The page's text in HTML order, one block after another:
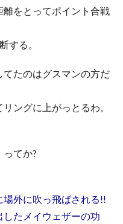
をとってポイント合戦
する。
たのはグスマンの方だ
ングに上がっとるわ。
ってか?
場外に吹っ飛ばされる!!
たメイウェザーの功